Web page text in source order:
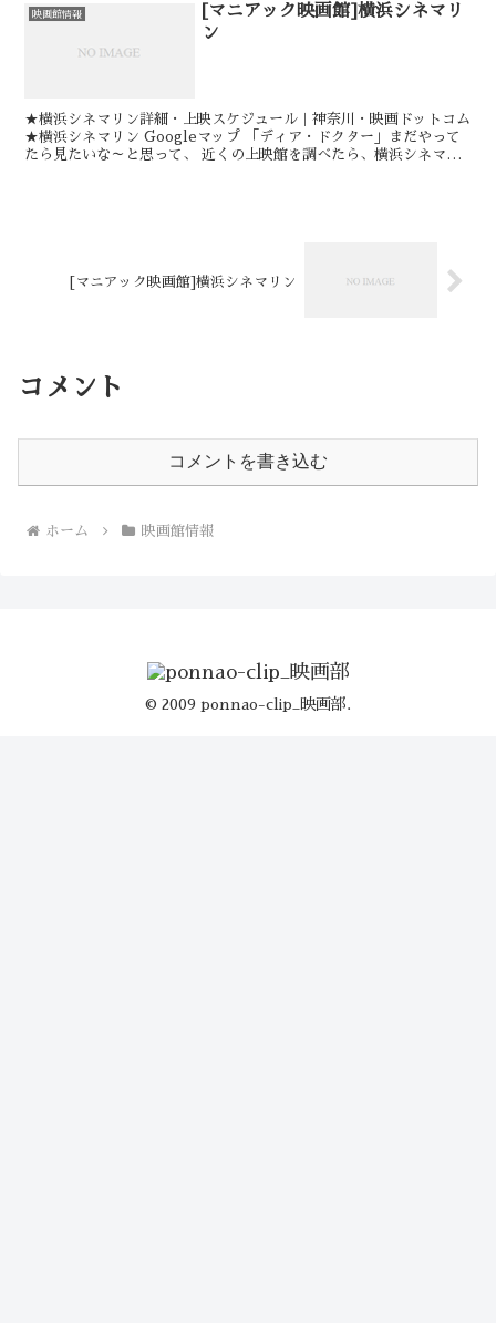
映画館情報
[マニアック映画館]横浜シネマリ
ン
★横浜シネマリン詳細・上映スケジュール｜神奈川・映画ドットコム
★横浜シネマリン Googleマップ 「ディア・ドクター」まだやって
たら見たいな～と思って、 近くの上映館を調べたら、横浜シネマリ
[マニアック映画館]横浜シネマリン
コメント
コメントを書き込む
ホーム 映画館情報
© 2009 ponnao-clip_映画部.